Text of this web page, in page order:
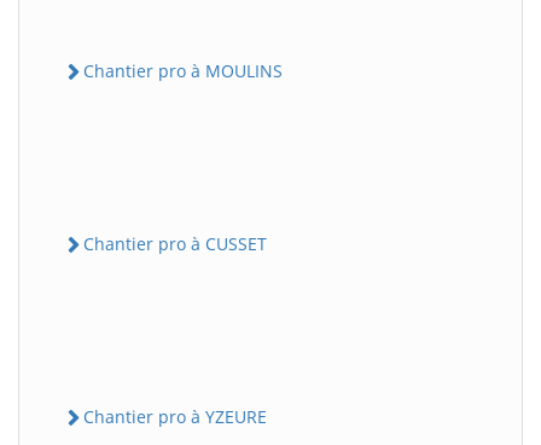
Chantier pro à MOULINS
Chantier pro à CUSSET
Chantier pro à YZEURE